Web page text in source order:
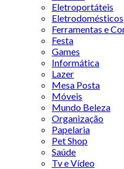
Eletroportáteis
Eletrodomésticos
Ferramentas e
Festa
Games
Informática
Lazer
Mesa Posta
Móveis
Mundo Beleza
Organização
Papelaria
Pet Shop
Saúde
Tv e Vídeo